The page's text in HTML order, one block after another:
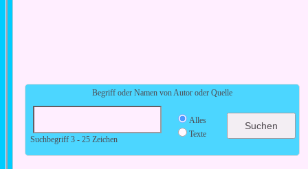
Begriff oder Namen von Autor oder Quelle
Suchbegriff 3 - 25 Zeichen
Alles
Texte